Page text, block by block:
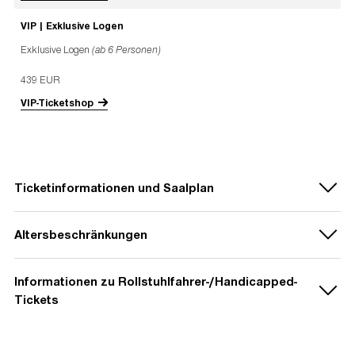
VIP | Exklusive Logen
Exklusive Logen(ab 6 Personen)
439 EUR
VIP-Ticketshop
Ticketinformationen und Saalplan
Altersbeschränkungen
Informationen zu Rollstuhlfahrer-/Handicapped-
Tickets